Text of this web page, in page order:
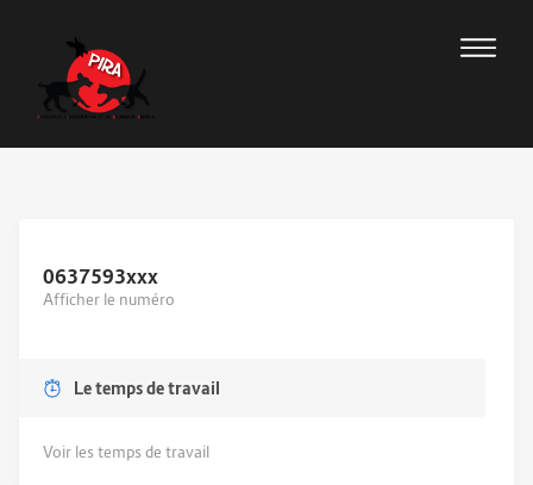
0637593xxx
Afficher le numéro
Le temps de travail
Voir les temps de travail